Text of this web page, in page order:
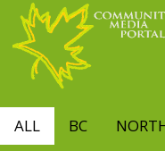
main
content
ALL BC